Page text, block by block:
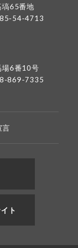
65番地
54-4713
6番10号
869-7335
言
ト